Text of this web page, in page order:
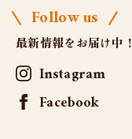
Follow us
最新情報をお届け中！
Instagram
Facebook